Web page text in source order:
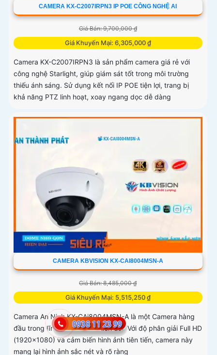
CAMERA KX-C2007IRPN3 IP POE CÔNG NGHỆ AI
Giá Bán: 9,700,000 ₫
Giá Khuyến Mại: 6,305,000 ₫
Camera KX-C2007IRPN3 là sản phẩm camera giá rẻ với
công nghệ Starlight, giúp giám sát tốt trong môi trường
thiếu ánh sáng. Sử dụng kết nối IP POE tiện lợi, trang bị
khả năng PTZ linh hoạt, xoay ngang dọc dễ dàng
CAMERA KBVISION KX-CAI8004MSN-A
Giá Bán: 8,485,000 ₫
Giá Khuyến Mại: 5,515,250 ₫
Camera An Ninh KX-CAi8004MSN-A là một Camera hàng
đầu trong lĩnh vực an ninh hiện đại. Với độ phân giải Full HD
(1920x1080) và cảm biến hình ảnh tiên tiến, camera này
mang lại hình ảnh sắc nét và rõ ràng